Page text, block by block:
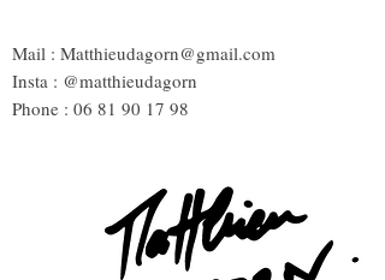
Mail : Matthieudagorn@gmail.com
Insta : @matthieudagorn
Phone : 06 81 90 17 98